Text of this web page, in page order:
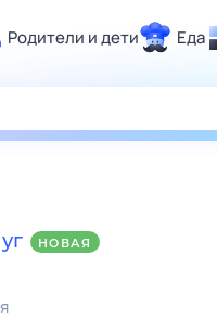
Родители и дети Еда
Развлечения и отдых
Карьера
НОВАЯ